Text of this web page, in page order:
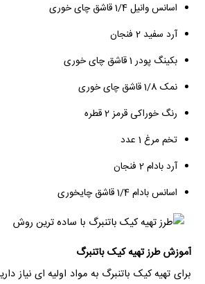
اسانس وانیل 1/4 قاشق چای خوری
آرد سفید 2 فنجان
بکینگ پودر 1 قاشق چای خوری
نمک 1/8 قاشق چای خوری
رنگ خوراکی قرمز 2 قطره
تخم مرغ 1 عدد
آرد بادام 2 فنجان
اسانس بادام 1/4 قاشق چایخوری
آموزش طرز تهیه کیک باتنبرگ
برای تهیه کیک باتنبرگ به مواد اولیه ای نیاز